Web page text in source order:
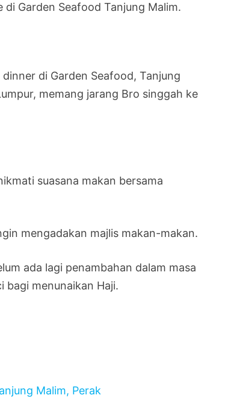
Garden Seafood Tanjung Malim.
di Garden Seafood, Tanjung
memang jarang Bro singgah ke
suasana makan bersama
mengadakan majlis makan-makan.
ada lagi penambahan dalam masa
bagi menunaikan Haji.